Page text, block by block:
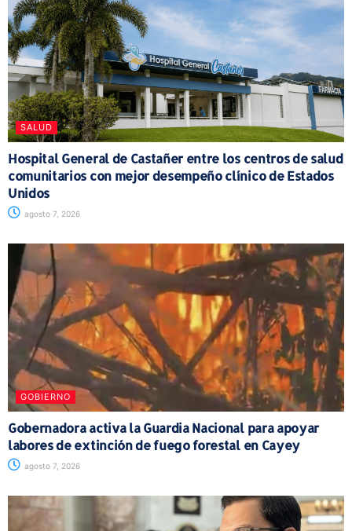
SALUD
Hospital General de Castañer entre los centros de salud
comunitarios con mejor desempeño clínico de Estados
Unidos
agosto 7, 2026
GOBIERNO
Gobernadora activa la Guardia Nacional para apoyar
labores de extinción de fuego forestal en Cayey
agosto 7, 2026